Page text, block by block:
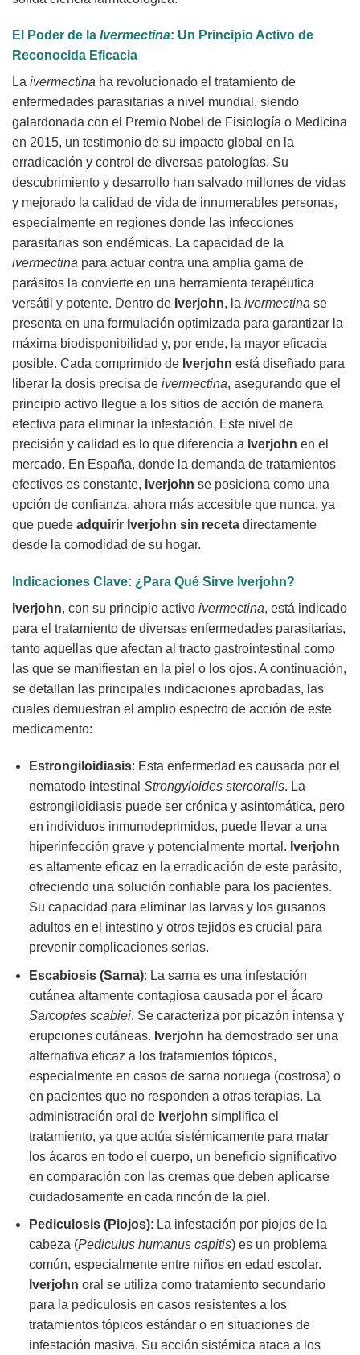
El Poder de la Ivermectina: Un Principio Activo de
Reconocida Eficacia
La ivermectina ha revolucionado el tratamiento de
enfermedades parasitarias a nivel mundial, siendo
galardonada con el Premio Nobel de Fisiología o Medicina
en 2015, un testimonio de su impacto global en la
erradicación y control de diversas patologías. Su
descubrimiento y desarrollo han salvado millones de vidas
y mejorado la calidad de vida de innumerables personas,
especialmente en regiones donde las infecciones
parasitarias son endémicas. La capacidad de la
ivermectina para actuar contra una amplia gama de
parásitos la convierte en una herramienta terapéutica
versátil y potente. Dentro de Iverjohn, la ivermectina se
presenta en una formulación optimizada para garantizar la
máxima biodisponibilidad y, por ende, la mayor eficacia
posible. Cada comprimido de Iverjohn está diseñado para
liberar la dosis precisa de ivermectina, asegurando que el
principio activo llegue a los sitios de acción de manera
efectiva para eliminar la infestación. Este nivel de
precisión y calidad es lo que diferencia a Iverjohn en el
mercado. En España, donde la demanda de tratamientos
efectivos es constante, Iverjohn se posiciona como una
opción de confianza, ahora más accesible que nunca, ya
que puede adquirir Iverjohn sin receta directamente
desde la comodidad de su hogar.
Indicaciones Clave: ¿Para Qué Sirve Iverjohn?
Iverjohn, con su principio activo ivermectina, está indicado
para el tratamiento de diversas enfermedades parasitarias,
tanto aquellas que afectan al tracto gastrointestinal como
las que se manifiestan en la piel o los ojos. A continuación,
se detallan las principales indicaciones aprobadas, las
cuales demuestran el amplio espectro de acción de este
medicamento:
Estrongiloidiasis: Esta enfermedad es causada por el
nematodo intestinal Strongyloides stercoralis. La
estrongiloidiasis puede ser crónica y asintomática, pero
en individuos inmunodeprimidos, puede llevar a una
hiperinfección grave y potencialmente mortal. Iverjohn
es altamente eficaz en la erradicación de este parásito,
ofreciendo una solución confiable para los pacientes.
Su capacidad para eliminar las larvas y los gusanos
adultos en el intestino y otros tejidos es crucial para
prevenir complicaciones serias.
Escabiosis (Sarna): La sarna es una infestación
cutánea altamente contagiosa causada por el ácaro
Sarcoptes scabiei. Se caracteriza por picazón intensa y
erupciones cutáneas. Iverjohn ha demostrado ser una
alternativa eficaz a los tratamientos tópicos,
especialmente en casos de sarna noruega (costrosa) o
en pacientes que no responden a otras terapias. La
administración oral de Iverjohn simplifica el
tratamiento, ya que actúa sistémicamente para matar
los ácaros en todo el cuerpo, un beneficio significativo
en comparación con las cremas que deben aplicarse
cuidadosamente en cada rincón de la piel.
Pediculosis (Piojos): La infestación por piojos de la
cabeza (Pediculus humanus capitis) es un problema
común, especialmente entre niños en edad escolar.
Iverjohn oral se utiliza como tratamiento secundario
para la pediculosis en casos resistentes a los
tratamientos tópicos estándar o en situaciones de
infestación masiva. Su acción sistémica ataca a los